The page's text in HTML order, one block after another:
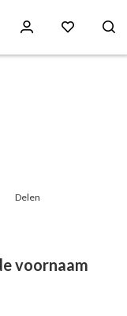
Delen
voornaam